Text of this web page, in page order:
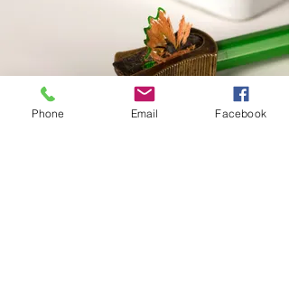
Phone Email Facebook